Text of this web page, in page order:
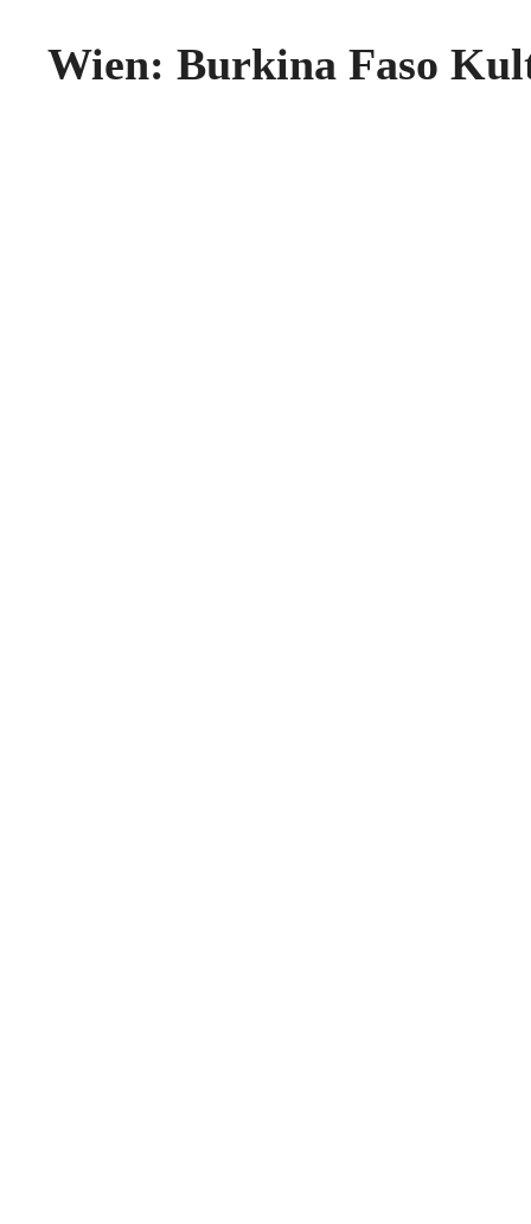
Wien: Burkina Faso